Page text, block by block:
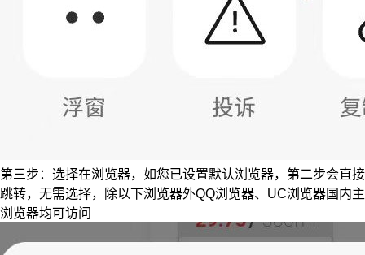
第三步：选择在浏览器，如您已设置默认浏览器，第二步会直接
跳转，无需选择，除以下浏览器外QQ浏览器、UC浏览器国内主
浏览器均可访问